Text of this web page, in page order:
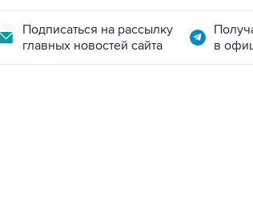
Подписаться на рассылку
главных новостей сайта
в